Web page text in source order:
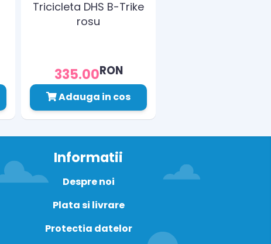
Tricicleta DHS B-Trike
rosu
335.00RON
Adauga in cos
Informatii
Despre noi
Plata si livrare
Protectia datelor